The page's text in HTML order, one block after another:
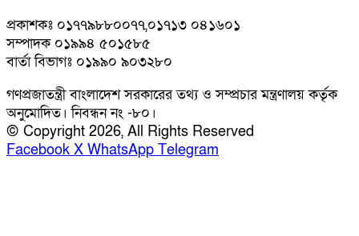
প্রকাশকঃ ০১৭৭৯৮৮০০৭৭,০১৭১৩ ০৪১৬০১
সম্পাদক ০১৯৯৪ ৫০১৫৮৫
বার্তা বিভাগঃ ০১৯৯০ ৯০৩২৮০
গণপ্রজাতন্ত্রী বাংলাদেশ সরকারের তথ্য ও সম্প্রচার মন্ত্রণালয় কর্তৃক
অনুমোদিত। নিবন্ধন নং -৮০।
© Copyright 2026, All Rights Reserved
Facebook X WhatsApp Telegram